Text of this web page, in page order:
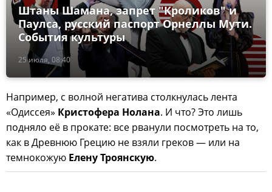
25 июля, 08:40
Штаны Шамана, запрет "Кроликов" и
Паулса, русский паспорт Орнеллы Мути.
События культуры
Например, с волной негатива столкнулась лента
«Одиссея» Кристофера Нолана. И что? Это лишь
подняло её в прокате: все рванули посмотреть на то,
как в Древнюю Грецию не взяли греков — или на
темнокожую Елену Троянскую.